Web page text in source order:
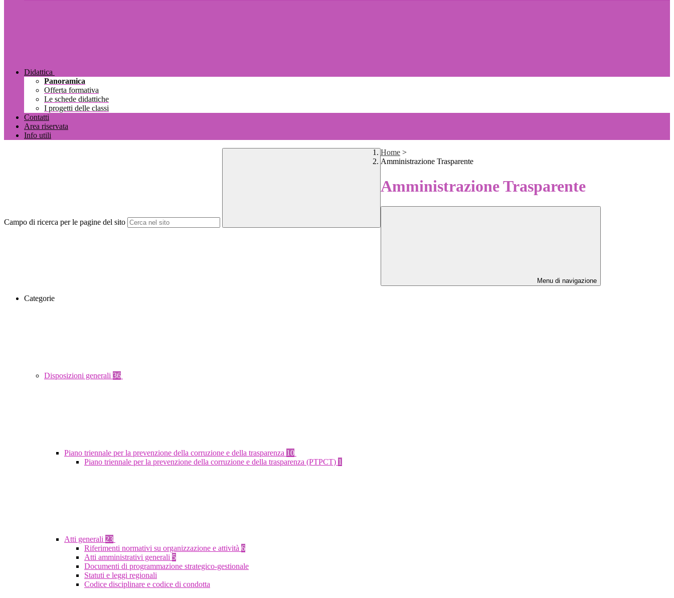
Didattica
Panoramica
Offerta formativa
Le schede didattiche
I progetti delle classi
Contatti
Area riservata
Info utili
Campo di ricerca per le pagine del sito
Home >
Amministrazione Trasparente
Amministrazione Trasparente
Menu di navigazione
Categorie
Disposizioni generali 36
Piano triennale per la prevenzione della corruzione e della trasparenza 10
Piano triennale per la prevenzione della corruzione e della trasparenza (PTPCT) 1
Atti generali 23
Riferimenti normativi su organizzazione e attività 6
Atti amministrativi generali 5
Documenti di programmazione strategico-gestionale
Statuti e leggi regionali
Codice disciplinare e codice di condotta